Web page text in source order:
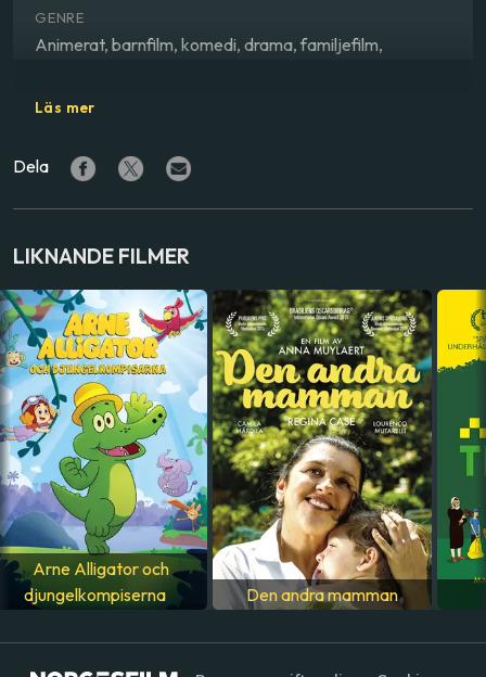
GENRE
Animerat, barnfilm, komedi, drama, familjefilm,
REGISSÖR
LAND
Frankrike
SPRÅK
Svenska
Läs mer
Dela
LIKNANDE FILMER
Arne Alligator och
djungelkompiserna
Den andra mamman